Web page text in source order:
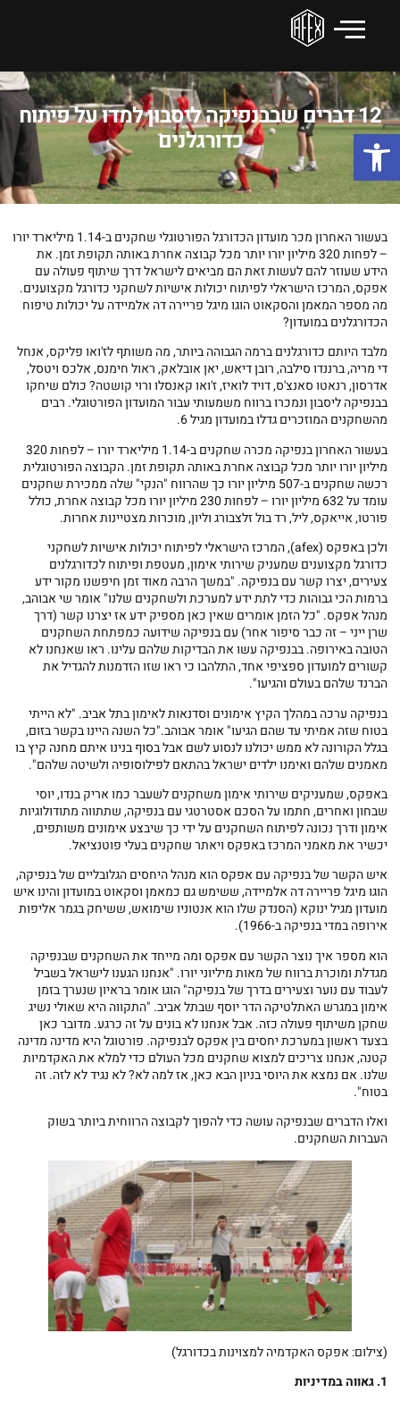
פתח סרגל נגישות
12 דברים שבבנפיקה ליסבון למדו על פיתוח
כדורגלנים
בעשור האחרון מכר מועדון הכדורגל הפורטוגלי שחקנים ב-1.14 מיליארד יורו
– לפחות 320 מיליון יורו יותר מכל קבוצה אחרת באותה תקופת זמן. את
הידע שעוזר להם לעשות זאת הם מביאים לישראל דרך שיתוף פעולה עם
אפקס, המרכז הישראלי לפיתוח יכולות אישיות לשחקני כדורגל מקצוענים.
מה מספר המאמן והסקאוט הוגו מיגל פריירה דה אלמיידה על יכולות טיפוח
הכדורגלנים במועדון?
מלבד היותם כדורגלנים ברמה הגבוהה ביותר, מה משותף לז'ואו פליקס, אנחל
די מריה, ברננדו סילבה, רובן דיאש, יאן אובלאק, ראול חימנס, אלכס ויטסל,
אדרסון, רנאטו סאנצ'ס, דויד לואיז, ז'ואו קאנסלו ורוי קושטה? כולם שיחקו
בבנפיקה ליסבון ונמכרו ברווח משמעותי עבור המועדון הפורטוגלי. רבים
מהשחקנים המוזכרים גדלו במועדון מגיל 6.
בעשור האחרון בנפיקה מכרה שחקנים ב-1.14 מיליארד יורו – לפחות 320
מיליון יורו יותר מכל קבוצה אחרת באותה תקופת זמן. הקבוצה הפורטוגלית
רכשה שחקנים ב-507 מיליון יורו כך שהרווח "הנקי" שלה ממכירת שחקנים
עומד על 632 מיליון יורו – לפחות 230 מיליון יורו מכל קבוצה אחרת, כולל
פורטו, אייאקס, ליל, רד בול זלצבורג וליון, מוכרות מצטיינות אחרות.
ולכן באפקס (afex), המרכז הישראלי לפיתוח יכולות אישיות לשחקני
כדורגל מקצוענים שמעניק שירותי אימון, מעטפת ופיתוח לכדורגלנים
צעירים, יצרו קשר עם בנפיקה. "במשך הרבה מאוד זמן חיפשנו מקור ידע
ברמות הכי גבוהות כדי לתת ידע למערכת ולשחקנים שלנו" אומר שי אבוהב,
מנהל אפקס. "כל הזמן אומרים שאין כאן מספיק ידע אז יצרנו קשר (דרך
שרן ייני – זה כבר סיפור אחר) עם בנפיקה שידועה כמפתחת השחקנים
הטובה באירופה. בבנפיקה עשו את הבדיקות שלהם עלינו. ראו שאנחנו לא
קשורים למועדון ספציפי אחד, התלהבו כי ראו שזו הזדמנות להגדיל את
הברנד שלהם בעולם והגיעו".
בנפיקה ערכה במהלך הקיץ אימונים וסדנאות לאימון בתל אביב. "לא הייתי
בטוח שזה אמיתי עד שהם הגיעו" אומר אבוהב."כל השנה היינו בקשר בזום,
בגלל הקורונה לא ממש יכולנו לנסוע לשם אבל בסוף בנינו איתם מחנה קיץ בו
מאמנים שלהם ואימנו ילדים ישראל בהתאם לפילוסופיה ולשיטה שלהם".
באפקס, שמעניקים שירותי אימון משחקנים לשעבר כמו אריק בנדו, יוסי
שבחון ואחרים, חתמו על הסכם אסטרטגי עם בנפיקה, שתתווה מתודולוגיות
אימון ודרך נכונה לפיתוח השחקנים על ידי כך שיבצע אימונים משותפים,
יכשיר את מאמני המרכז באפקס ויאתר שחקנים בעלי פוטנציאל.
איש הקשר של בנפיקה עם אפקס הוא מנהל היחסים הגלובליים של בנפיקה,
הוגו מיגל פריירה דה אלמיידה, ששימש גם כמאמן וסקאוט במועדון והינו איש
מועדון מגיל ינוקא (הסנדק שלו הוא אנטוניו שימואש, ששיחק בגמר אליפות
אירופה במדי בנפיקה ב-1966).
הוא מספר איך נוצר הקשר עם אפקס ומה מייחד את השחקנים שבנפיקה
מגדלת ומוכרת ברווח של מאות מיליוני יורו. "אנחנו הגענו לישראל בשביל
לעבוד עם נוער וצעירים בדרך של בנפיקה" הוגו אומר בראיון שנערך בזמן
אימון במגרש האתלטיקה הדר יוסף שבתל אביב. "התקווה היא שאולי נשיג
שחקן משיתוף פעולה כזה. אבל אנחנו לא בונים על זה כרגע. מדובר כאן
בצעד ראשון במערכת יחסים בין אפקס לבנפיקה. פורטוגל היא מדינה מדינה
קטנה, אנחנו צריכים למצוא שחקנים מכל העולם כדי למלא את האקדמיות
שלנו. אם נמצא את היוסי בניון הבא כאן, אז למה לא? לא נגיד לא לזה. זה
בטוח".
ואלו הדברים שבנפיקה עושה כדי להפוך לקבוצה הרווחית ביותר בשוק
העברות השחקנים.
(צילום: אפקס האקדמיה למצוינות בכדורגל)
1. גאווה במדיניות